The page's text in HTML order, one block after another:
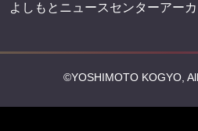
よしもとニュースセンターアー
©YOSHIMOTO KOGYO,